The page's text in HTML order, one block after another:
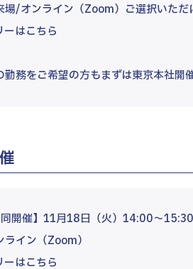
場/オンライン（Zoom）ご選択いただ
はこちら
務をご希望の方もまずは東京本社開
同開催】11月18日（火）14:00～15:30
イン（Zoom）
はこちら